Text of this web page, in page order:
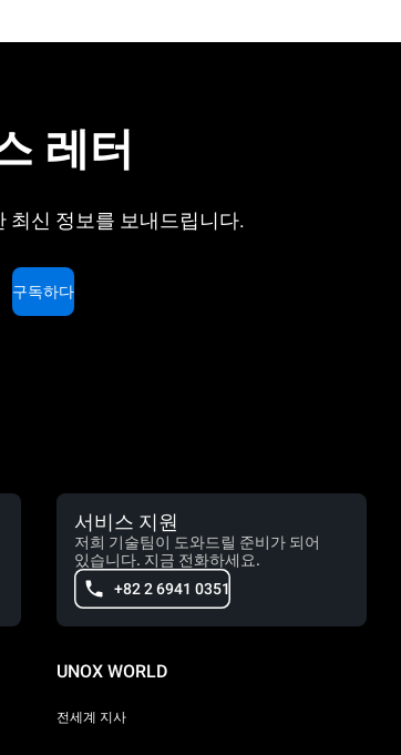
레터
최신 정보를 보내드립니다.
구독하다
서비스 지원
저희 기술팀이 도와드릴 준비가 되어
있습니다. 지금 전화하세요.
+82 2 6941 0351
UNOX WORLD
전세계 지사